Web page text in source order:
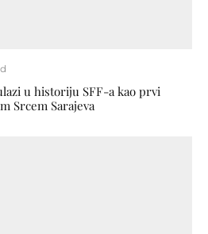
u historiju SFF-a kao prvi
Srcem Sarajeva